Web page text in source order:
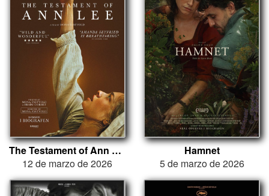
The Testament of Ann Lee
12 de marzo de 2026
Hamnet
5 de marzo de 2026